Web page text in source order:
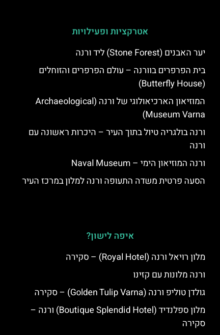
אטרקציות ופעילויות
יער האבנים (Stone Forest) ליד ורנה
בית הפרפרים בוורנה – עולם הפרפרים והזוחלים
(Butterfly House)
המוזיאון הארכיאולוגי של ורנה (Archaeological
Museum Varna)
ורנה בולגריה טיול בתוך העיר – היכרות ראשונה עם
ורנה
ורנה המוזיאון הימי – Naval Museum
הסעה פרטית משדה התעופה ורנה למלון במרכז העיר
איפה לישון?
מלון רויאל ורנה (Royal Hotel) – סקירה
ורנה מלונות עם קזינו
גולדן טוליפ ורנה (Golden Tulip Varna) – סקירה
מלון ספלנדיד (Boutique Splendid Hotel) ורנה –
סקירה